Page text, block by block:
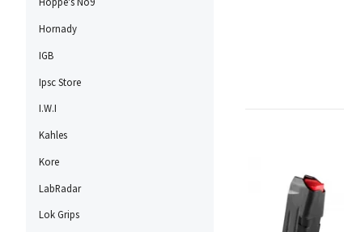
Hornady
IGB
Ipsc Store
I.W.I
Kahles
Kore
LabRadar
Lok Grips